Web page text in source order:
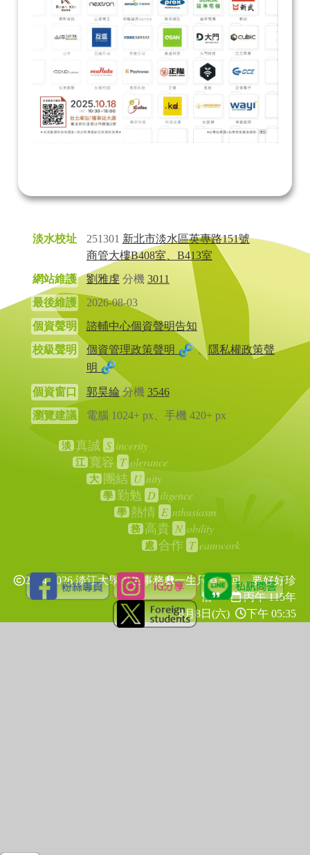
淡水校址 251301 新北市淡水區英專路151號
商管大樓B408室、B413室
網站維護
劉雅虔分機 3011
最後維護
2026-08-03
個資聲明
諮輔中心個資聲明告知
校級聲明
個資管理政策聲明 、 隱私權政策聲
明
個資窗口 郭昊綸 分機 3546
瀏覽建議
電腦 1024+ px、手機 420+ px
淡 真誠 S incerity
江 寬容 T olerance
大 團結 U nity
學 勤勉 D iligence
學 熱情 E nthusiasm
務 高貴 N obility
處 合作 T eamwork
2024-2026 淡江大學學生事務處一生只有一回，要好好珍
惜
丙午 115年
8月8日(六)
下午 05:35